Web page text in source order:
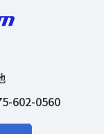
602-0560